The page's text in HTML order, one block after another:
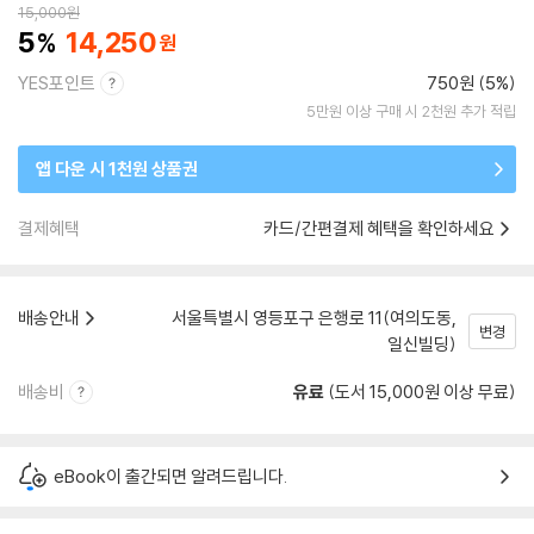
15,000원
5 14,250
YES포인트 750원 (5%)
5만원 이상 구매 시 2천원 추가 적립
앱 다운 시 1천원 상품권
결제혜택 카드/간편결제 혜택을 확인하세요
배송안내
서울특별시 영등포구 은행로 11(여의도동,
일신빌딩)
변경
배송비 유료 (도서 15,000원 이상 무료)
eBook이 출간되면 알려드립니다.